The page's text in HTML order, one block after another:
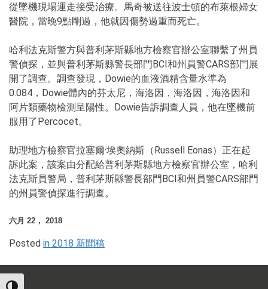
從墜機現場運走接受治療。馬奇被送往波士頓的布萊根婦女
醫院，當晚9點剛過，他就因傷勢過重而死亡。
哈利法克斯警方與普利茅斯縣地方檢察官辦公室聯繫了州員
警偵探，並與普利茅斯縣警長部門BCI和州員警CARS部門展
開了調查。調查發現，Dowie的血液酒精含量水準為
0.084，Dowie體內的芬太尼，海洛因，海洛因，海洛因和
阿片類藥物檢測呈陽性。Dowie告訴調查人員，他在墜機前
服用了Percocet。
助理地方檢察官拉塞爾·埃奧納斯（Russell Eonas）正在起
訴此案，該案由分配給普利茅斯縣地方檢察官辦公室，哈利
法克斯員警局，普利茅斯縣警長部門BCI和州員警CARS部門
的州員警偵探進行調查。
六月 22， 2018
Posted in 2018 新聞稿